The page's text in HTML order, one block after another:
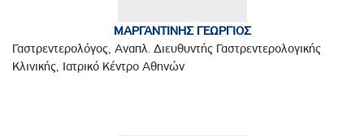
ΜΑΡΓΑΝΤΙΝΗΣ ΓΕΩΡΓΙΟΣ
Γαστρεντερολόγος, Αναπλ. Διευθυντής Γαστρεντερολογικής
Κλινικής, Ιατρικό Κέντρο Αθηνών